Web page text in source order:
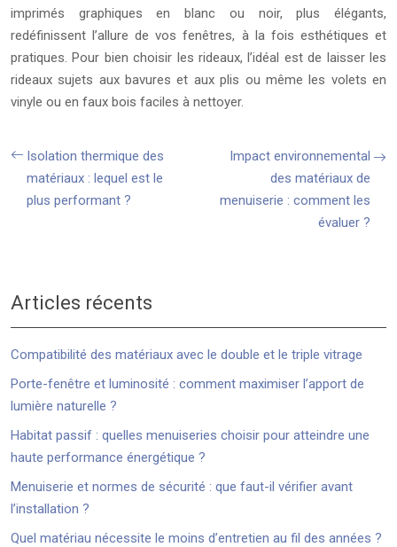
imprimés graphiques en blanc ou noir, plus élégants,
redéfinissent l’allure de vos fenêtres, à la fois esthétiques et
pratiques. Pour bien choisir les rideaux, l’idéal est de laisser les
rideaux sujets aux bavures et aux plis ou même les volets en
vinyle ou en faux bois faciles à nettoyer.
Isolation thermique des
matériaux : lequel est le
plus performant ?
Impact environnemental
des matériaux de
menuiserie : comment les
évaluer ?
Articles récents
Compatibilité des matériaux avec le double et le triple vitrage
Porte-fenêtre et luminosité : comment maximiser l’apport de
lumière naturelle ?
Habitat passif : quelles menuiseries choisir pour atteindre une
haute performance énergétique ?
Menuiserie et normes de sécurité : que faut-il vérifier avant
l’installation ?
Quel matériau nécessite le moins d’entretien au fil des années ?